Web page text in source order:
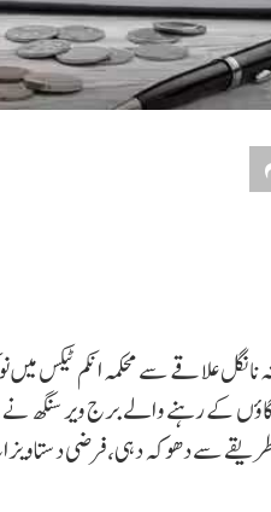
علاقے سے محکمہ انکم ٹیکس
گاؤں کے رہنے والے برج ویر
طریقے سے دھوکہ دہی، فرضی